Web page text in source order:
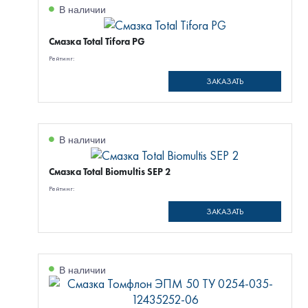
В наличии
Смазка Total Tifora PG
Рейтинг:
ЗАКАЗАТЬ
В наличии
Смазка Total Biomultis SEP 2
Рейтинг:
ЗАКАЗАТЬ
В наличии